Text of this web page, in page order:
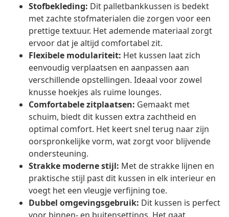
Stofbekleding: Dit palletbankkussen is bedekt
met zachte stofmaterialen die zorgen voor een
prettige textuur. Het ademende materiaal zorgt
ervoor dat je altijd comfortabel zit.
Flexibele modulariteit: Het kussen laat zich
eenvoudig verplaatsen en aanpassen aan
verschillende opstellingen. Ideaal voor zowel
knusse hoekjes als ruime lounges.
Comfortabele zitplaatsen: Gemaakt met
schuim, biedt dit kussen extra zachtheid en
optimal comfort. Het keert snel terug naar zijn
oorspronkelijke vorm, wat zorgt voor blijvende
ondersteuning.
Strakke moderne stijl: Met de strakke lijnen en
praktische stijl past dit kussen in elk interieur en
voegt het een vleugje verfijning toe.
Dubbel omgevingsgebruik: Dit kussen is perfect